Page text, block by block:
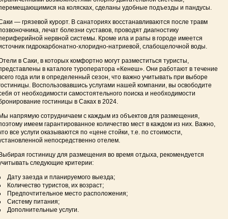
на колясках, сделаны удобные подъезды и пандусы.
— грязевой курорт. В санаториях восстанавливаются после травм
лечат болезни суставов, проводят диагностику
нервной системы. Кроме ила и рапы в городе имеется
гидрокарбонатно-хлоридно-натриевой, слабощелочной воды.
в Саки, в которых комфортно могут разместиться туристы,
в каталоге туроператора «Кенеш». Они работают в течение
года или в определенный сезон, что важно учитывать при выборе
Воспользовавшись услугами нашей компании, вы освободите
от необходимости самостоятельного поиска инеобходимости
гостиницы в Саках в 2024.
напрямую сотрудничаем с каждым из объектов для размещения,
имеем гарантированное количество мест в каждом из них. Важно,
все услуги оказываются по «цене стойки, т.е. по стоимости,
непосредственно отелем.
гостиницу для размещения во время отдыха, рекомендуется
следующие критерии:
Дату заезда и планируемого выезда;
Количество туристов, их возраст;
Предпочтительное место расположения;
Систему питания;
Дополнительные услуги.